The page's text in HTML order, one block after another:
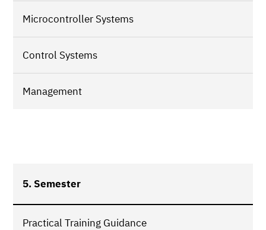
Microcontroller Systems
Control Systems
Management
5. Semester
Practical Training Guidance